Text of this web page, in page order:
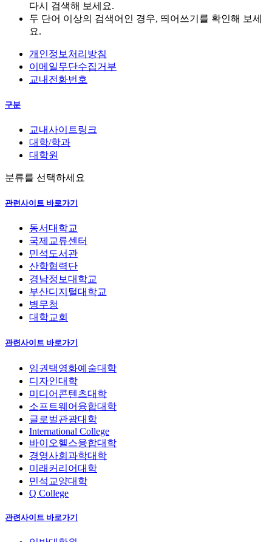
다시 검색해 보세요.
두 단어 이상의 검색어인 경우, 띄어쓰기를 확인해 보세
요.
개인정보처리방침
이메일무단수집거부
교내전화번호
구분
교내사이트링크
대학/학과
대학원
분류를 선택하세요
관련사이트 바로가기
동서대학교
국제교류센터
민석도서관
산학협력단
경남정보대학교
부산디지털대학교
병무청
대학교회
관련사이트 바로가기
임권택영화예술대학
디자인대학
미디어콘텐츠대학
소프트웨어융합대학
글로벌관광대학
International College
바이오헬스융합대학
경영사회과학대학
미래커리어대학
민석교양대학
Q College
관련사이트 바로가기